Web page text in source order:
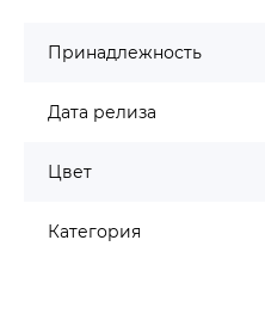
Принадлежность
Дата релиза
Цвет
Категория